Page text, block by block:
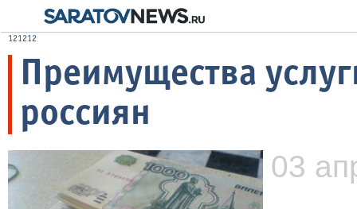
121212
Преимущества
россиян
03